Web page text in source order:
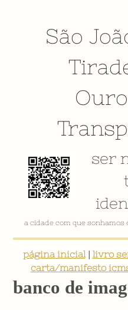
São
ser
a cidade com que
página inicial| livro
carta/manifesto
banco de